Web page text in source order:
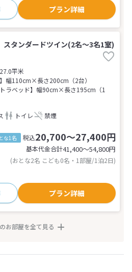
プラン詳細
スタンダードツイン(2名～3名1室)
平米
】幅110cm×長さ200cm（2台）
トラベッド】幅90cm×長さ195cm（1
トイレ 禁煙
な1名 税込20,700～27,400円
基本代金合計41,400〜54,800円
(おとな2名 こども0名・1部屋/1泊2日)
プラン詳細
お部屋を全て見る